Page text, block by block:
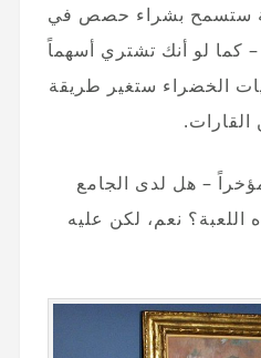
ستسمح بشراء حصص في
– كما لو أنك تشتري أسهماً
الخضراء ستغير طريقة
القارات.
– هل لدى الجامع
نعم، لكن عليه